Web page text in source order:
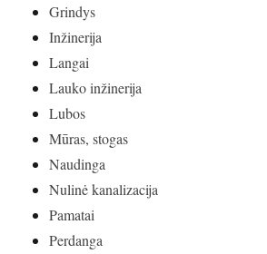
Grindys
Inžinerija
Langai
Lauko inžinerija
Lubos
Mūras, stogas
Naudinga
Nulinė kanalizacija
Pamatai
Perdanga